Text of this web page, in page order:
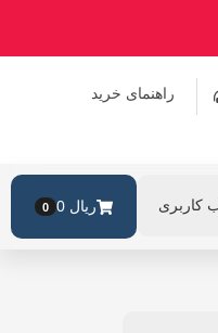
راهنمای خرید
کاربری 0 ریال 0